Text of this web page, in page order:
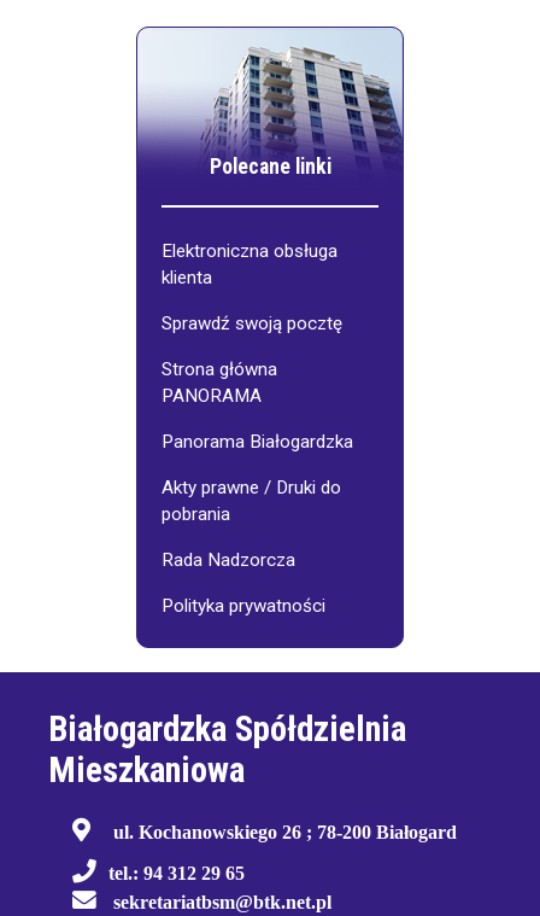
Polecane linki
Elektroniczna obsługa
klienta
Sprawdź swoją pocztę
Strona główna
PANORAMA
Panorama Białogardzka
Akty prawne / Druki do
pobrania
Rada Nadzorcza
Polityka prywatności
Białogardzka Spółdzielnia
Mieszkaniowa
ul. Kochanowskiego 26 ; 78-200 Białogard
tel.: 94 312 29 65
sekretariatbsm@btk.net.pl